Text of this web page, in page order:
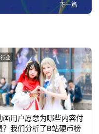
下一篇
行业
画用户愿意为哪些内容付
？我们分析了B站硬币榜